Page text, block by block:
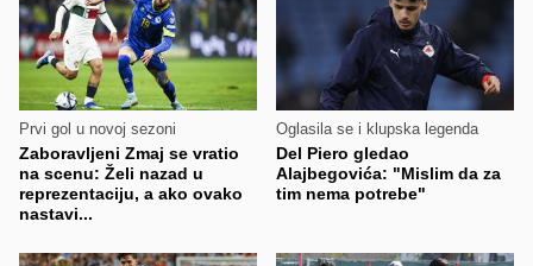
Prvi gol u novoj sezoni
Zaboravljeni Zmaj se vratio
na scenu: Želi nazad u
reprezentaciju, a ako ovako
nastavi...
Oglasila se i klupska legenda
Del Piero gledao
Alajbegovića: "Mislim da za
tim nema potrebe"